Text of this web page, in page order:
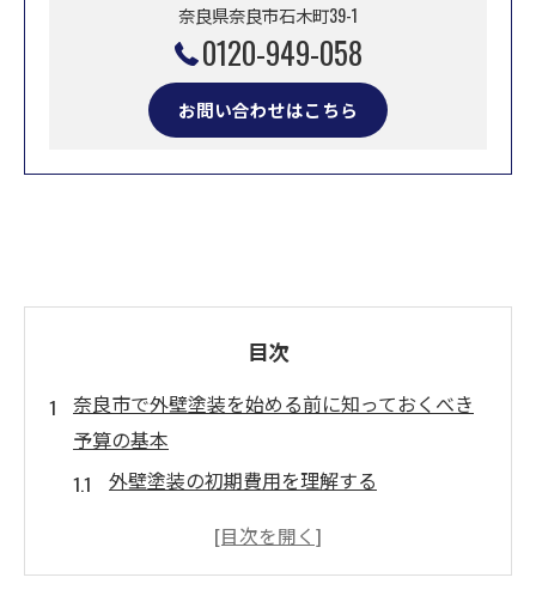
奈良県奈良市石木町39-1
0120-949-058
お問い合わせはこちら
目次
奈良市で外壁塗装を始める前に知っておくべき
予算の基本
外壁塗装の初期費用を理解する
予算計画の立て方と注意点